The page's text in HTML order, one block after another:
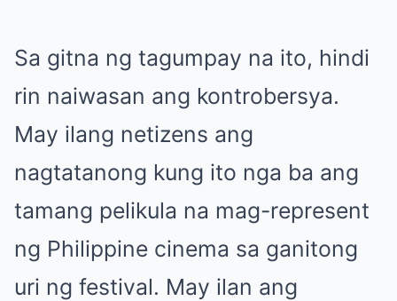
Sa gitna ng tagumpay na ito, hindi
rin naiwasan ang kontrobersya.
May ilang netizens ang
nagtatanong kung ito nga ba ang
tamang pelikula na mag-represent
ng Philippine cinema sa ganitong
uri ng festival. May ilan ang